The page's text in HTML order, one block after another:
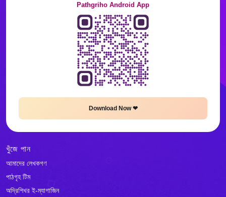
Pathgriho Android App
Download Now ❤
খুঁজে পান
আমাদের লেখকগণ
পাঠগৃহ টিম
অদ্রিশিখর ই-ম্যাগাজিন